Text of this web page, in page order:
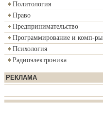
Политология
Право
Предпринимательство
Программирование и комп-ры
Психология
Радиоэлектроника
РЕКЛАМА